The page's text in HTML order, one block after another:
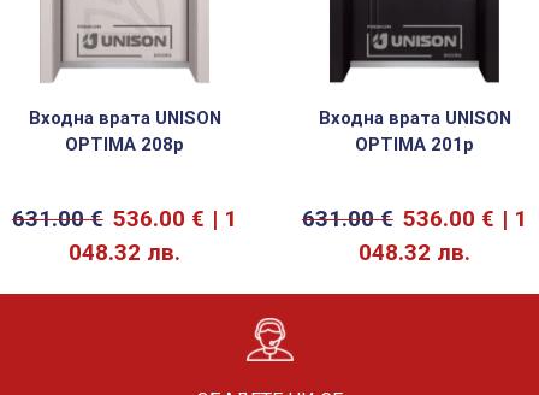
Входна врата UNISON
OPTIMA 208p
631.00€ 536.00 €
1
048.32 лв.
Входна врата UNISON
OPTIMA 201p
631.00€ 536.00 €
1
048.32 лв.